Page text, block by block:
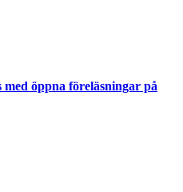
öppna föreläsningar på